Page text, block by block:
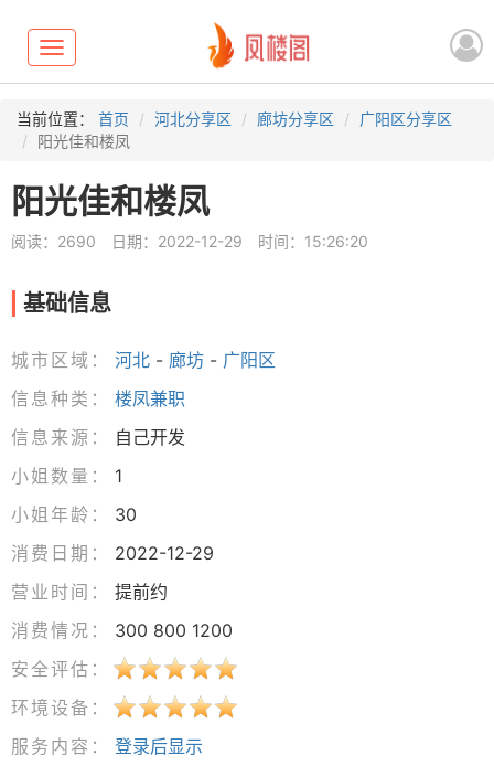
Toggle
navigation
当前位置： 首页 河北分享区 廊坊分享区
广阳区分享区
阳光佳和楼凤
阳光佳和楼凤
阅读：2690 日期：2022-12-29 时间：15:26:20
基础信息
城市区域： 河北 - 廊坊 - 广阳区
信息种类：
楼凤兼职
信息来源：
自己开发
小姐数量：
1
小姐年龄：
30
消费日期：
2022-12-29
营业时间：
提前约
消费情况：
300 800 1200
安全评估：
环境设备：
服务内容：
登录后显示